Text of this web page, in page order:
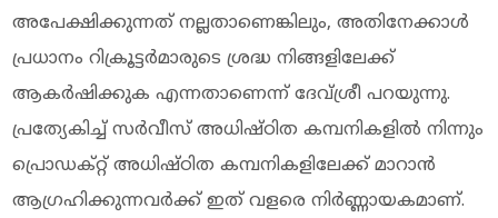
അപേക്ഷിക്കുന്നത് നല്ലതാണെങ്കിലും, അതിനേക്കാൾ
പ്രധാനം റിക്രൂട്ടർമാരുടെ ശ്രദ്ധ നിങ്ങളിലേക്ക്
ആകർഷിക്കുക എന്നതാണെന്ന് ദേവ്ശ്രീ പറയുന്നു.
പ്രത്യേകിച്ച് സർവീസ് അധിഷ്ഠിത കമ്പനികളിൽ നിന്നും
പ്രൊഡക്റ്റ് അധിഷ്ഠിത കമ്പനികളിലേക്ക് മാറാൻ
ആഗ്രഹിക്കുന്നവർക്ക് ഇത് വളരെ നിർണ്ണായകമാണ്.